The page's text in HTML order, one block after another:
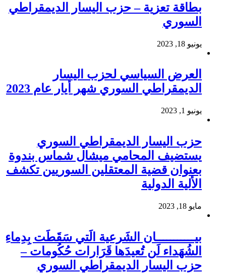
بطاقة تعزية – حزب اليسار الديمقراطي
السوري
يونيو 18, 2023
العرض السياسي لحزب اليسار
الديمقراطي السوري شهر أيار عام 2023
يونيو 1, 2023
حزب اليسار الديمقراطي السوري
يستضيف المحامي ميشال شماس بندوة
بعنوان قضية المعتقلين السوريين تكشف
الألية الدولية
مايو 18, 2023
بيـــــــــــان الشَرعية الَتي سَقَطَت بِدِماءِ
الشُهَداء لَن تُعيدَها قَرَارات حُكُومات –
حزب اليسار الديمقراطي السوري